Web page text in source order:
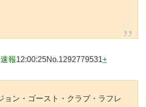
報12:00:25No.1292779531+
ョン・ゴースト・クラブ・ラフレ